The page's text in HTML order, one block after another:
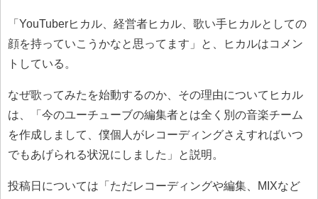
「YouTuberヒカル、経営者ヒカル、歌い手ヒカルとしての
顔を持っていこうかなと思ってます」と、ヒカルはコメン
トしている。
なぜ歌ってみたを始動するのか、その理由についてヒカル
は、「今のユーチューブの編集者とは全く別の音楽チーム
を作成しまして、僕個人がレコーディングさえすればいつ
でもあげられる状況にしました」と説明。
投稿日については「ただレコーディングや編集、MIXなど